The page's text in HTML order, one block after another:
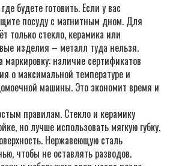
будете готовить. Если у вас
посуду с магнитным дном. Для
только стекло, керамика или
изделия – металл туда нельзя.
наличие сертификатов
о максимальной температуре и
машины. Это экономит время и
правилам. Стекло и керамику
но лучше использовать мягкую губку,
Нержавеющую сталь
чтобы не оставлять разводов.